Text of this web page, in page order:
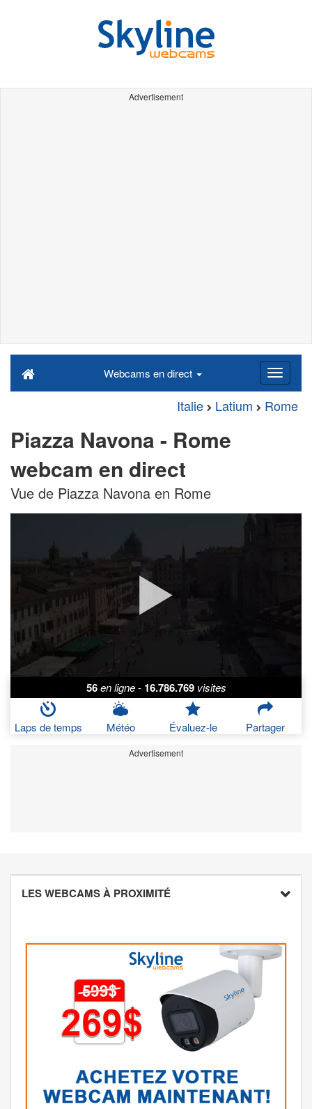
Advertisement
Webcams en direct
Italie Latium Rome
Piazza Navona - Rome
webcam en direct
Vue de Piazza Navona en Rome
56 en ligne - 16.786.769 visites
Laps de temps Météo Évaluez-le Partager
Advertisement
LES WEBCAMS À PROXIMITÉ